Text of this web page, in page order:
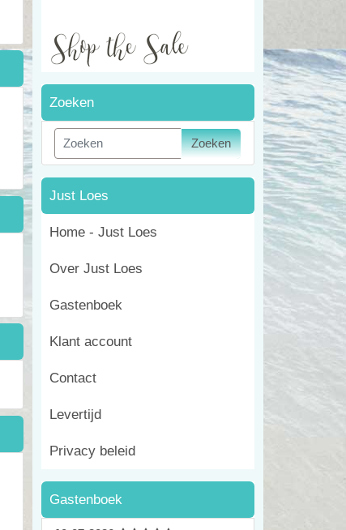
Zoeken
Zoeken
Just Loes
Home - Just Loes
Over Just Loes
Gastenboek
Klant account
Contact
Levertijd
Privacy beleid
Gastenboek